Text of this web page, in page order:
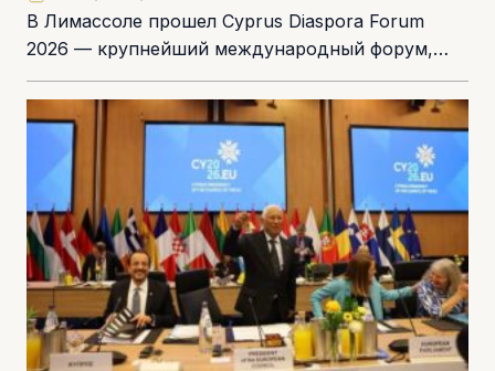
В Лимассоле прошел Cyprus Diaspora Forum
2026 — крупнейший международный форум,
посвященный инвестициям, инновациям и
развитию Кипра. Мероприятие собрало более...